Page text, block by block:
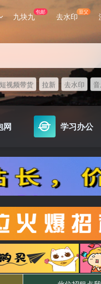
九块九包邮 去水印豆父
短视频带货 拉新 去水印
网 学习办公